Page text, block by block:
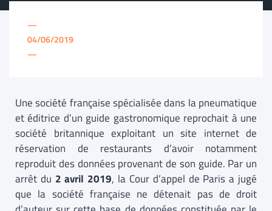
—
04/06/2019
—
Une société française spécialisée dans la pneumatique
et éditrice d’un guide gastronomique reprochait à une
société britannique exploitant un site internet de
réservation de restaurants d’avoir notamment
reproduit des données provenant de son guide. Par un
arrêt du 2 avril 2019, la Cour d’appel de Paris a jugé
que la société française ne détenait pas de droit